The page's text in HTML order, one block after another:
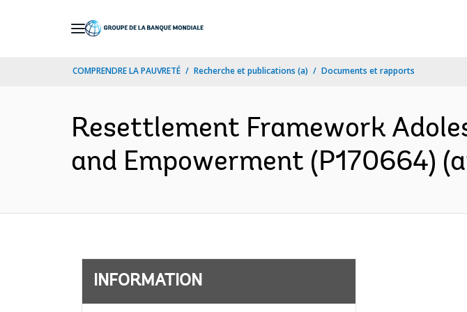
COMPRENDRE LA PAUVRETÉ Recherche et publications (a) Documents et rapports
Resettlement Framework
and Empowerment (P170664)
INFORMATION